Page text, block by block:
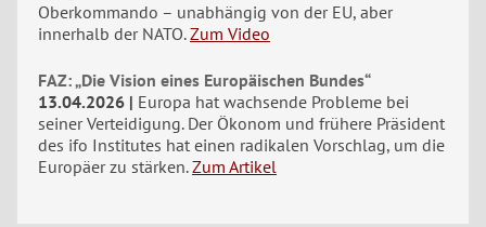
Oberkommando – unabhängig von der EU, aber
innerhalb der NATO. Zum Video
FAZ: „Die Vision eines Europäischen Bundes“
13.04.2026
Europa hat wachsende Probleme bei
seiner Verteidigung. Der Ökonom und frühere Präsident
des ifo Institutes hat einen radikalen Vorschlag, um die
Europäer zu stärken. Zum Artikel